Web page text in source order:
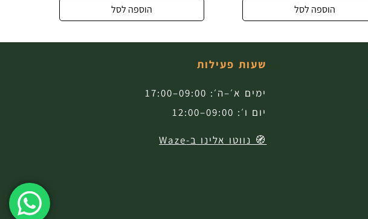
הוספה לסל הוספה לסל
שעות פעילות
ימים א׳–ה׳: 09:00–17:00
יום ו׳: 09:00–12:00
🧭 נווטו אלינו ב-Waze